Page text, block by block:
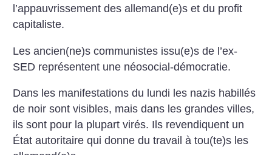
l’appauvrissement des allemand(e)s et du profit
capitaliste.
Les ancien(ne)s communistes issu(e)s de l’ex-
SED représentent une néosocial-démocratie.
Dans les manifestations du lundi les nazis habillés
de noir sont visibles, mais dans les grandes villes,
ils sont pour la plupart virés. Ils revendiquent un
État autoritaire qui donne du travail à tou(te)s les